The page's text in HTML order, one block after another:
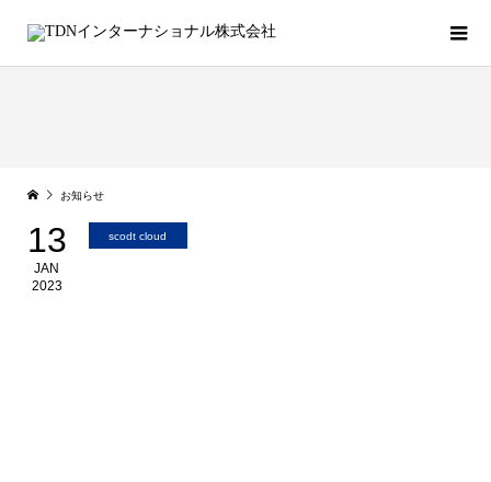
お知らせ
13
JAN
2023
scodt cloud